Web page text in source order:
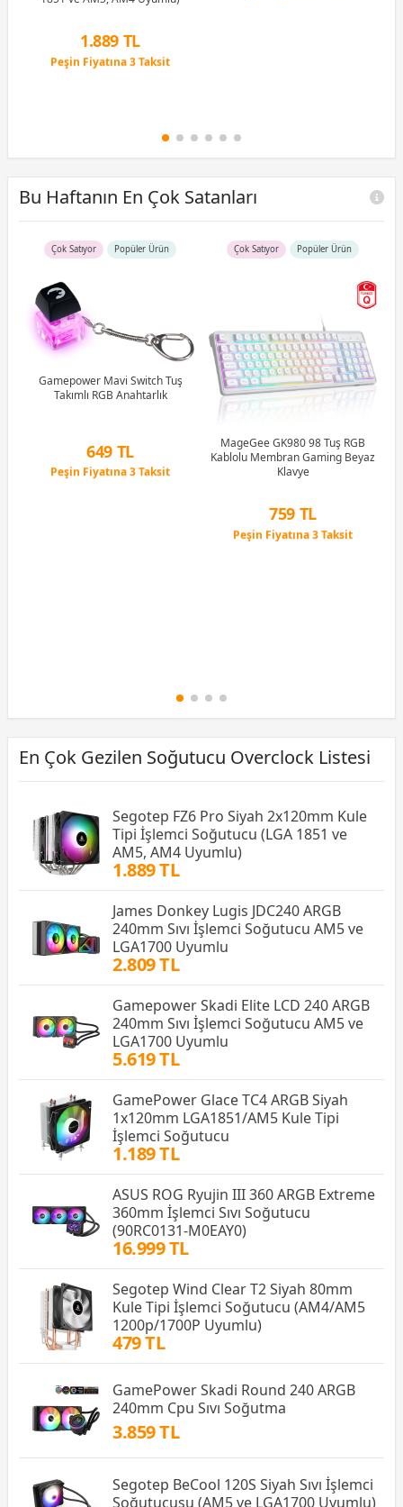
1.889 TL
Peşin Fiyatına 3 Taksit
Bu Haftanın En Çok Satanları
Çok Satıyor Popüler Ürün
Gamepower Mavi Switch Tuş
Takımlı RGB Anahtarlık
649 TL
Peşin Fiyatına 3 Taksit
Çok Satıyor Popüler Ürün
MageGee GK980 98 Tuş RGB
Kablolu Membran Gaming Beyaz
Klavye
759 TL
Peşin Fiyatına 3 Taksit
En Çok Gezilen Soğutucu Overclock Listesi
Segotep FZ6 Pro Siyah 2x120mm Kule
Tipi İşlemci Soğutucu (LGA 1851 ve
AM5, AM4 Uyumlu)
1.889 TL
James Donkey Lugis JDC240 ARGB
240mm Sıvı İşlemci Soğutucu AM5 ve
LGA1700 Uyumlu
2.809 TL
Gamepower Skadi Elite LCD 240 ARGB
240mm Sıvı İşlemci Soğutucu AM5 ve
LGA1700 Uyumlu
5.619 TL
GamePower Glace TC4 ARGB Siyah
1x120mm LGA1851/AM5 Kule Tipi
İşlemci Soğutucu
1.189 TL
ASUS ROG Ryujin III 360 ARGB Extreme
360mm İşlemci Sıvı Soğutucu
(90RC0131-M0EAY0)
16.999 TL
Segotep Wind Clear T2 Siyah 80mm
Kule Tipi İşlemci Soğutucu (AM4/AM5
1200p/1700P Uyumlu)
479 TL
GamePower Skadi Round 240 ARGB
240mm Cpu Sıvı Soğutma
3.859 TL
Segotep BeCool 120S Siyah Sıvı İşlemci
Soğutucusu (AM5 ve LGA1700 Uyumlu)